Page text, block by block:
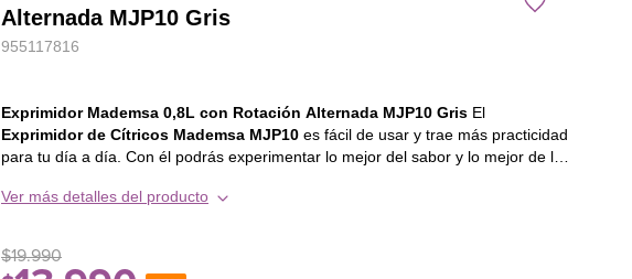
Alternada MJP10 Gris
955117816
Exprimidor Mademsa 0,8L con Rotación Alternada MJP10 Gris El
Exprimidor de Cítricos Mademsa MJP10 es fácil de usar y trae más practicidad
para tu día a día. Con él podrás experimentar lo mejor del sabor y lo mejor de la
Para extraer el zumo rápidamente, sólo necesitas presionar la fruta en el
Tiene una
jugo para toda la familia. Para facilitar la tarea, el potente motor te garantiza
Ver más detalles del producto
$19.990